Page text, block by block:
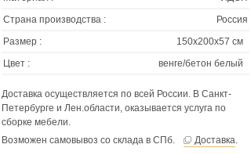
Страна производства :
Россия
Размер :
150х200х57 см
Цвет :
венге/бетон белый
Доставка осуществляется по всей России. В Санкт-
Петербурге и Лен.области, оказывается услуга по
сборке мебели.
Возможен самовывоз со склада в СПб.
Доставка.